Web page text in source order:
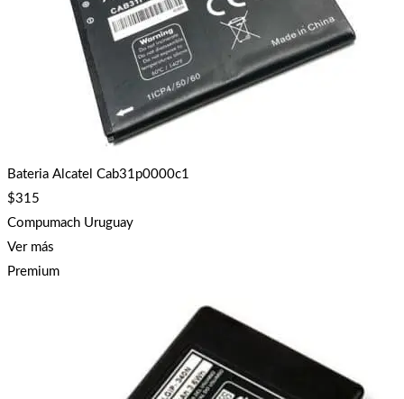
Bateria Alcatel Cab31p0000c1
$315
Compumach Uruguay
Ver más
Premium